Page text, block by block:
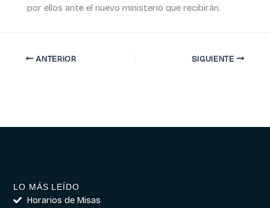
por ellos ante el nuevo ministerio que recibirán.
ANTERIOR SIGUIENTE
LO MÁS LEÍDO
Horarios de Misas